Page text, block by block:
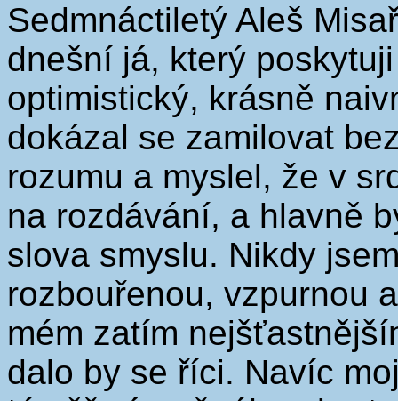
Sedmnáctiletý Aleš
dnešní já, který
optimistický, krásně
dokázal se zamilovat
rozumu a myslel, že v
na rozdávání, a hlavně
slova smyslu. Nikdy
rozbouřenou, vzpurnou
mém zatím
dalo by se říci. Navíc